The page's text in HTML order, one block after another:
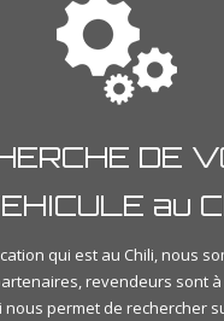
DE
au
qui est au Chili, nous
revendeurs sont
permet de rechercher